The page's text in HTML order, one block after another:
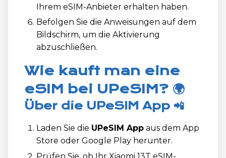
Ihrem eSIM-Anbieter erhalten haben.
Befolgen Sie die Anweisungen auf dem
Bildschirm, um die Aktivierung
abzuschließen.
Wie kauft man eine
eSIM bei UPeSIM? 🌍
Über die UPeSIM App 📲
Laden Sie die UPeSIM App aus dem App
Store oder Google Play herunter.